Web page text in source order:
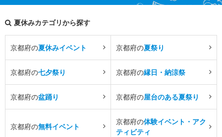
夏休みカテゴリから探す
京都府の夏休みイベント 京都府の夏祭り
京都府の七夕祭り 京都府の縁日・納涼祭
京都府の盆踊り 京都府の屋台のある夏祭り
京都府の無料イベント
京都府の体験イベント・アク
ティビティ